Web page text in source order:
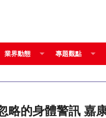
業界動態 專題觀點
春霞 聽見重生的心跳，讓生命